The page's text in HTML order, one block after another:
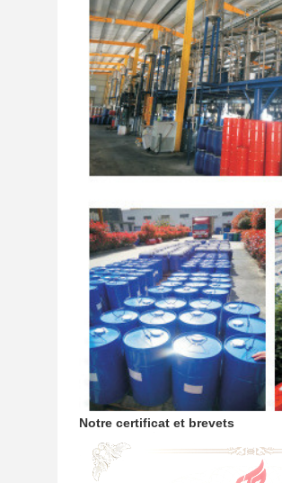
Notre certificat et brevets